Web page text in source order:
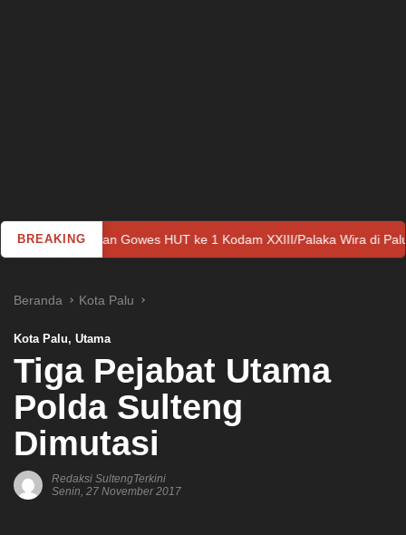
BREAKING
Gowes HUT ke 1 Kodam XXIII/Palaka Wira di Palu Tak
Beranda Kota Palu
Kota Palu, Utama
Tiga Pejabat Utama
Polda Sulteng
Dimutasi
Redaksi SultengTerkini
Senin, 27 November 2017